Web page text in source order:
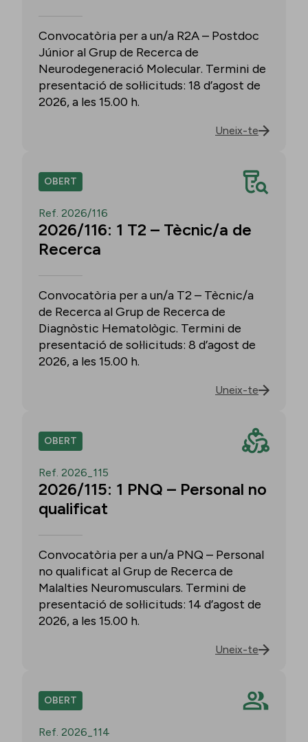
Convocatòria per a un/a R2A – Postdoc
Júnior al Grup de Recerca de
Neurodegeneració Molecular. Termini de
presentació de sol·licituds: 18 d’agost de
2026, a les 15.00 h.
Uneix-te
OBERT
Ref. 2026/116
2026/116: 1 T2 – Tècnic/a de
Recerca
Convocatòria per a un/a T2 – Tècnic/a
de Recerca al Grup de Recerca de
Diagnòstic Hematològic. Termini de
presentació de sol·licituds: 8 d’agost de
2026, a les 15.00 h.
Uneix-te
OBERT
Ref. 2026_115
2026/115: 1 PNQ – Personal no
qualificat
Convocatòria per a un/a PNQ – Personal
no qualificat al Grup de Recerca de
Malalties Neuromusculars. Termini de
presentació de sol·licituds: 14 d’agost de
2026, a les 15.00 h.
Uneix-te
OBERT
Ref. 2026_114